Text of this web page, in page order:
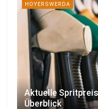
HOYERSWERDA
Aktuelle
Überblick